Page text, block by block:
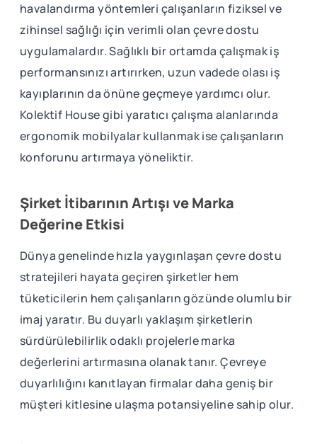
havalandırma yöntemleri çalışanların fiziksel ve
zihinsel sağlığı için verimli olan çevre dostu
uygulamalardır. Sağlıklı bir ortamda çalışmak iş
performansınızı artırırken, uzun vadede olası iş
kayıplarının da önüne geçmeye yardımcı olur.
Kolektif House gibi yaratıcı çalışma alanlarında
ergonomik mobilyalar kullanmak ise çalışanların
konforunu artırmaya yöneliktir.
Şirket İtibarının Artışı ve Marka
Değerine Etkisi
Dünya genelinde hızla yaygınlaşan çevre dostu
stratejileri hayata geçiren şirketler hem
tüketicilerin hem çalışanların gözünde olumlu bir
imaj yaratır. Bu duyarlı yaklaşım şirketlerin
sürdürülebilirlik odaklı projelerle marka
değerlerini artırmasına olanak tanır. Çevreye
duyarlılığını kanıtlayan firmalar daha geniş bir
müşteri kitlesine ulaşma potansiyeline sahip olur.